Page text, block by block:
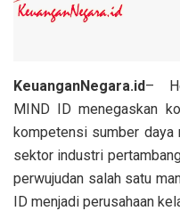
KeuanganNegara.id–
MIND ID menegaskan
kompetensi sumber daya
sektor industri
perwujudan salah satu
ID menjadi perusahaan